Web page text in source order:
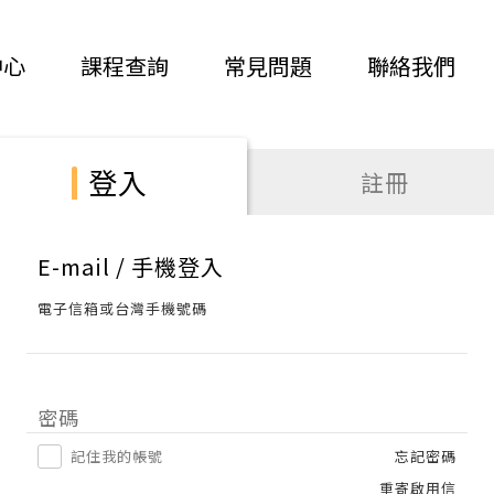
課程查詢 常見問題 聯絡我們
登入 註冊
E-mail / 手機登入
電子信箱或台灣手機號碼
密碼
記住我的帳號
忘記密碼
重寄啟用信